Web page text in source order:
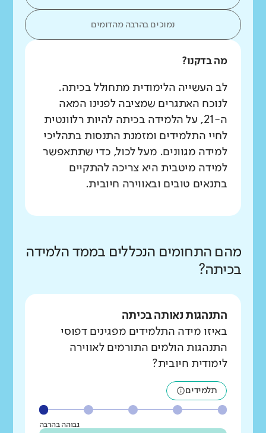
נמוכים בהרבה מהדומים
מה בדקנו?
לב העשייה הלימודית מתחולל בכיתה.
לנוכח האתגרים שמציבה לפנינו המאה
ה-21, על הלמידה בכיתה להיות רלוונטית
לחיי התלמידים ומזמנת התנסות בתהליכי
למידה מגוונים. מעל לכול, כדי שתתאפשר
למידה מיטבית היא צריכה להתקיים
בתנאים טובים ובאווירה חיובית.
מהם התחומים הנכללים בממד הלמידה
בכיתה?
התנהגות נאותה בכיתה
באיזו מידה התלמידים מפגינים דפוסי
התנהגות הולמים התורמים לאווירה
לימודית חיובית?
תלמידים
גבוהה בהרבה